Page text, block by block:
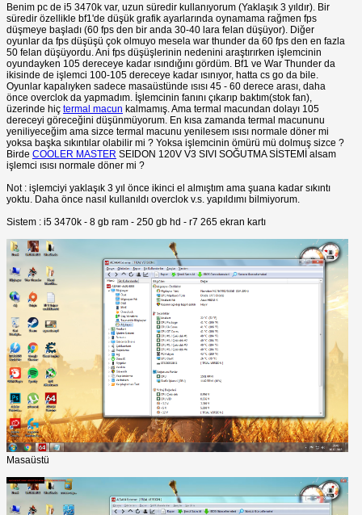
Benim pc de i5 3470k var, uzun süredir kullanıyorum (Yaklaşık 3 yıldır). Bir
süredir özellikle bf1'de düşük grafik ayarlarında oynamama rağmen fps
düşmeye başladı (60 fps den bir anda 30-40 lara felan düşüyor). Diğer
oyunlar da fps düşüşü çok olmuyo mesela war thunder da 60 fps den en fazla
50 felan düşüyordu. Ani fps düşüşlerinin nedenini araştırırken işlemcinin
oyundayken 105 dereceye kadar ısındığını gördüm. Bf1 ve War Thunder da
ikisinde de işlemci 100-105 dereceye kadar ısınıyor, hatta cs go da bile.
Oyunlar kapalıyken sadece masaüstünde ısısı 45 - 60 derece arası, daha
önce overclok da yapmadım. İşlemcinin fanını çıkarıp baktım(stok fan),
üzerinde hiç termal macun kalmamış. Ama termal macundan dolayı 105
dereceyi göreceğini düşünmüyorum. En kısa zamanda termal macununu
yeniliyeceğim ama sizce termal macunu yenilesem ısısı normale döner mi
yoksa başka sıkıntılar olabilir mi ? Yoksa işlemcinin ömürü mü dolmuş sizce ?
Birde COOLER MASTER SEIDON 120V V3 SIVI SOĞUTMA SİSTEMİ alsam
işlemci ısısı normale döner mi ?
Not : işlemciyi yaklaşık 3 yıl önce ikinci el almıştım ama şuana kadar sıkıntı
yoktu. Daha önce nasıl kullanıldı overclok v.s. yapıldımı bilmiyorum.
Sistem : i5 3470k - 8 gb ram - 250 gb hd - r7 265 ekran kartı
Masaüstü